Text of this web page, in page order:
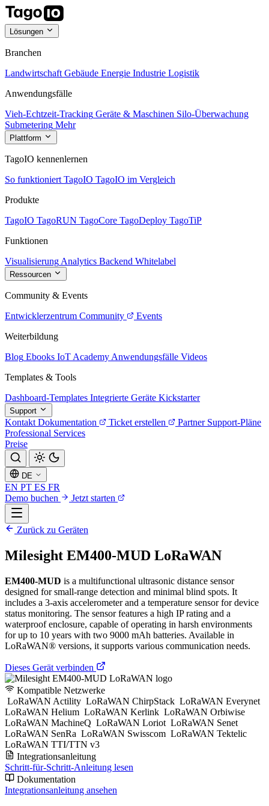
Lösungen
Branchen
Landwirtschaft Gebäude Energie Industrie Logistik
Anwendungsfälle
Vieh-Echtzeit-Tracking Geräte & Maschinen Silo-Überwachung
Submetering Mehr
Plattform
TagoIO kennenlernen
So funktioniert TagoIO TagoIO im Vergleich
Produkte
TagoIO TagoRUN TagoCore TagoDeploy TagoTiP
Funktionen
Visualisierung Analytics Backend Whitelabel
Ressourcen
Community & Events
Entwicklerzentrum Community
Events
Weiterbildung
Blog Ebooks IoT Academy Anwendungsfälle Videos
Templates & Tools
Dashboard-Templates Integrierte Geräte Kickstarter
Support
Kontakt Dokumentation Ticket erstellen Partner Support-Pläne
Professional Services
Preise
DE
EN PT ES FR
Demo buchen
Jetzt starten
Zurück zu Geräten
Milesight EM400-MUD LoRaWAN
EM400-MUD is a multifunctional ultrasonic distance sensor
designed for small-range detection and minimal blind spots. It
includes a 3-axis accelerometer and a temperature sensor for device
status monitoring. The sensor features a high IP rating and a
waterproof enclosure, capable of operating in harsh environments
for up to 10 years with two 9000 mAh batteries. Available in
LoRaWAN® versions, it supports various communication needs.
Dieses Gerät verbinden
Kompatible Netzwerke
LoRaWAN Actility LoRaWAN ChirpStack LoRaWAN Everynet
LoRaWAN Helium LoRaWAN Kerlink LoRaWAN Orbiwise
LoRaWAN MachineQ LoRaWAN Loriot LoRaWAN Senet
LoRaWAN SenRa LoRaWAN Swisscom LoRaWAN Tektelic
LoRaWAN TTI/TTN v3
Integrationsanleitung
Schritt-für-Schritt-Anleitung lesen
Dokumentation
Integrationsanleitung ansehen